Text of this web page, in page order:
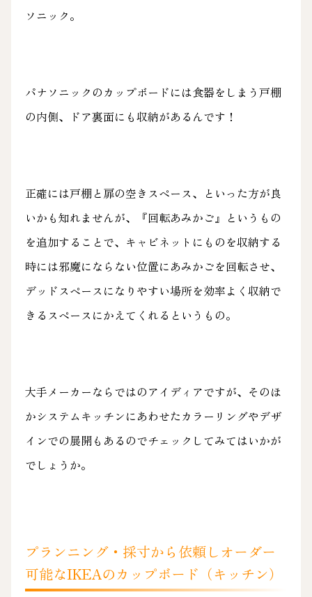
ソニック。
パナソニックのカップボードには食器をしまう戸棚
の内側、ドア裏面にも収納があるんです！
正確には戸棚と扉の空きスペース、といった方が良
いかも知れませんが、『回転あみかご』というもの
を追加することで、キャビネットにものを収納する
時には邪魔にならない位置にあみかごを回転させ、
デッドスペースになりやすい場所を効率よく収納で
きるスペースにかえてくれるというもの。
大手メーカーならではのアイディアですが、そのほ
かシステムキッチンにあわせたカラーリングやデザ
インでの展開もあるのでチェックしてみてはいかが
でしょうか。
プランニング・採寸から依頼しオーダー
可能なIKEAのカップボード（キッチン）